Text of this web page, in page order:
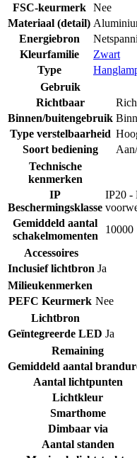
FSC-keurmerk
Nee
Materiaal (detail)
Energiebron
Kleurfamilie
Zwart
Type
Gebruik
Richtbaar
Binnen/buitengebruik
Type verstelbaarheid
Soort bediening
Technische
kenmerken
IP
Beschermingsklasse
IP20 -
Gemiddeld aantal
schakelmomenten
10000
Accessoires
Inclusief lichtbron Ja
Milieukenmerken
PEFC Keurmerk Nee
Lichtbron
Geïntegreerde LED Ja
Remaining
Gemiddeld aantal
Aantal lichtpunten
Lichtkleur
Smarthome
Dimbaar via
Aantal standen